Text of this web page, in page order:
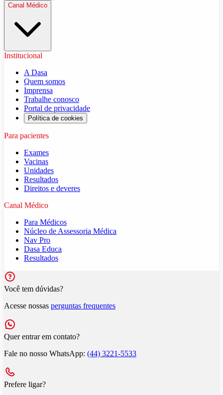
Canal Médico
Institucional
A Dasa
Quem somos
Imprensa
Trabalhe conosco
Portal de privacidade
Política de cookies
Para pacientes
Exames
Vacinas
Unidades
Resultados
Direitos e deveres
Canal Médico
Para Médicos
Núcleo de Assessoria Médica
Nav Pro
Dasa Educa
Resultados
Você tem dúvidas?
Acesse nossas perguntas frequentes
Quer entrar em contato?
Fale no nosso WhatsApp: (44) 3221-5533
Prefere ligar?